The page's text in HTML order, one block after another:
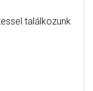
találkozunk